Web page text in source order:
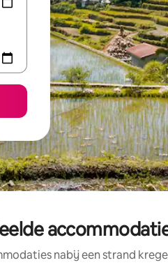
nabij een strand